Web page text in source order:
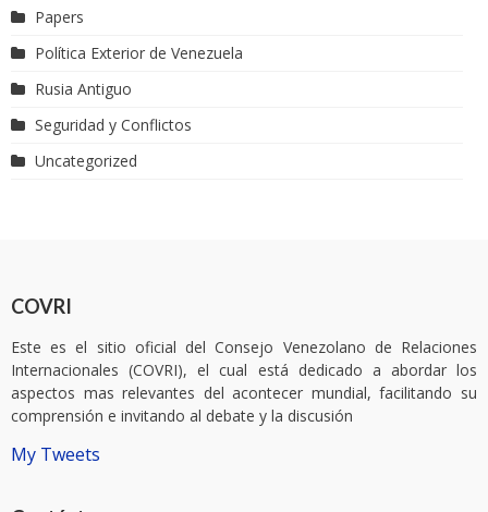
Papers
Política Exterior de Venezuela
Rusia Antiguo
Seguridad y Conflictos
Uncategorized
COVRI
Este es el sitio oficial del Consejo Venezolano de Relaciones
Internacionales (COVRI), el cual está dedicado a abordar los
aspectos mas relevantes del acontecer mundial, facilitando su
comprensión e invitando al debate y la discusión
My Tweets